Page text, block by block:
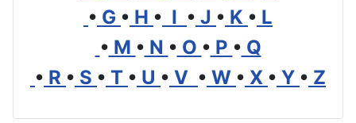
• G • H • I • J • K • L
• M • N • O • P • Q
• R • S • T • U • V • W • X • Y • Z